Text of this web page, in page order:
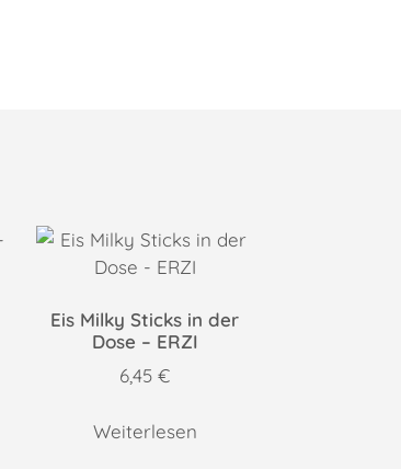
Eis Milky Sticks in der
Dose – ERZI
6,45€
Weiterlesen